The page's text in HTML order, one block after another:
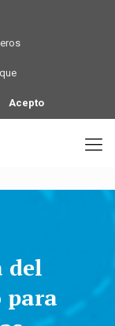
Acepto
del
para